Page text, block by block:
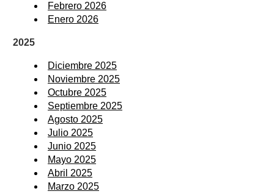
Febrero 2026
Enero 2026
2025
Diciembre 2025
Noviembre 2025
Octubre 2025
Septiembre 2025
Agosto 2025
Julio 2025
Junio 2025
Mayo 2025
Abril 2025
Marzo 2025